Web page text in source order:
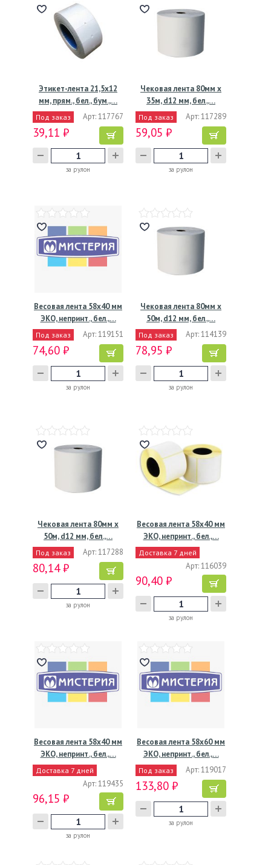
Этикет-лента 21,5х12
мм, прям., бел., бум.,…
Под заказ Арт: 117767
39,11 ₽
за рулон
Чековая лента 80мм х
35м, d12 мм, бел.,…
Под заказ Арт: 117289
59,05 ₽
за рулон
Весовая лента 58х40 мм
ЭКО, непринт., бел.,…
Под заказ Арт: 119151
74,60 ₽
за рулон
Чековая лента 80мм х
50м, d12 мм, бел.,…
Под заказ Арт: 114139
78,95 ₽
за рулон
Чековая лента 80мм х
50м, d12 мм, бел.,…
Под заказ Арт: 117288
80,14 ₽
за рулон
Весовая лента 58х40 мм
ЭКО, непринт., бел.,…
Доставка 7 дней
Арт: 116039
90,40 ₽
за рулон
Весовая лента 58х40 мм
ЭКО, непринт., бел.,…
Доставка 7 дней
Арт: 119435
96,15 ₽
за рулон
Весовая лента 58х60 мм
ЭКО, непринт., бел.,…
Под заказ Арт: 119017
133,80 ₽
за рулон